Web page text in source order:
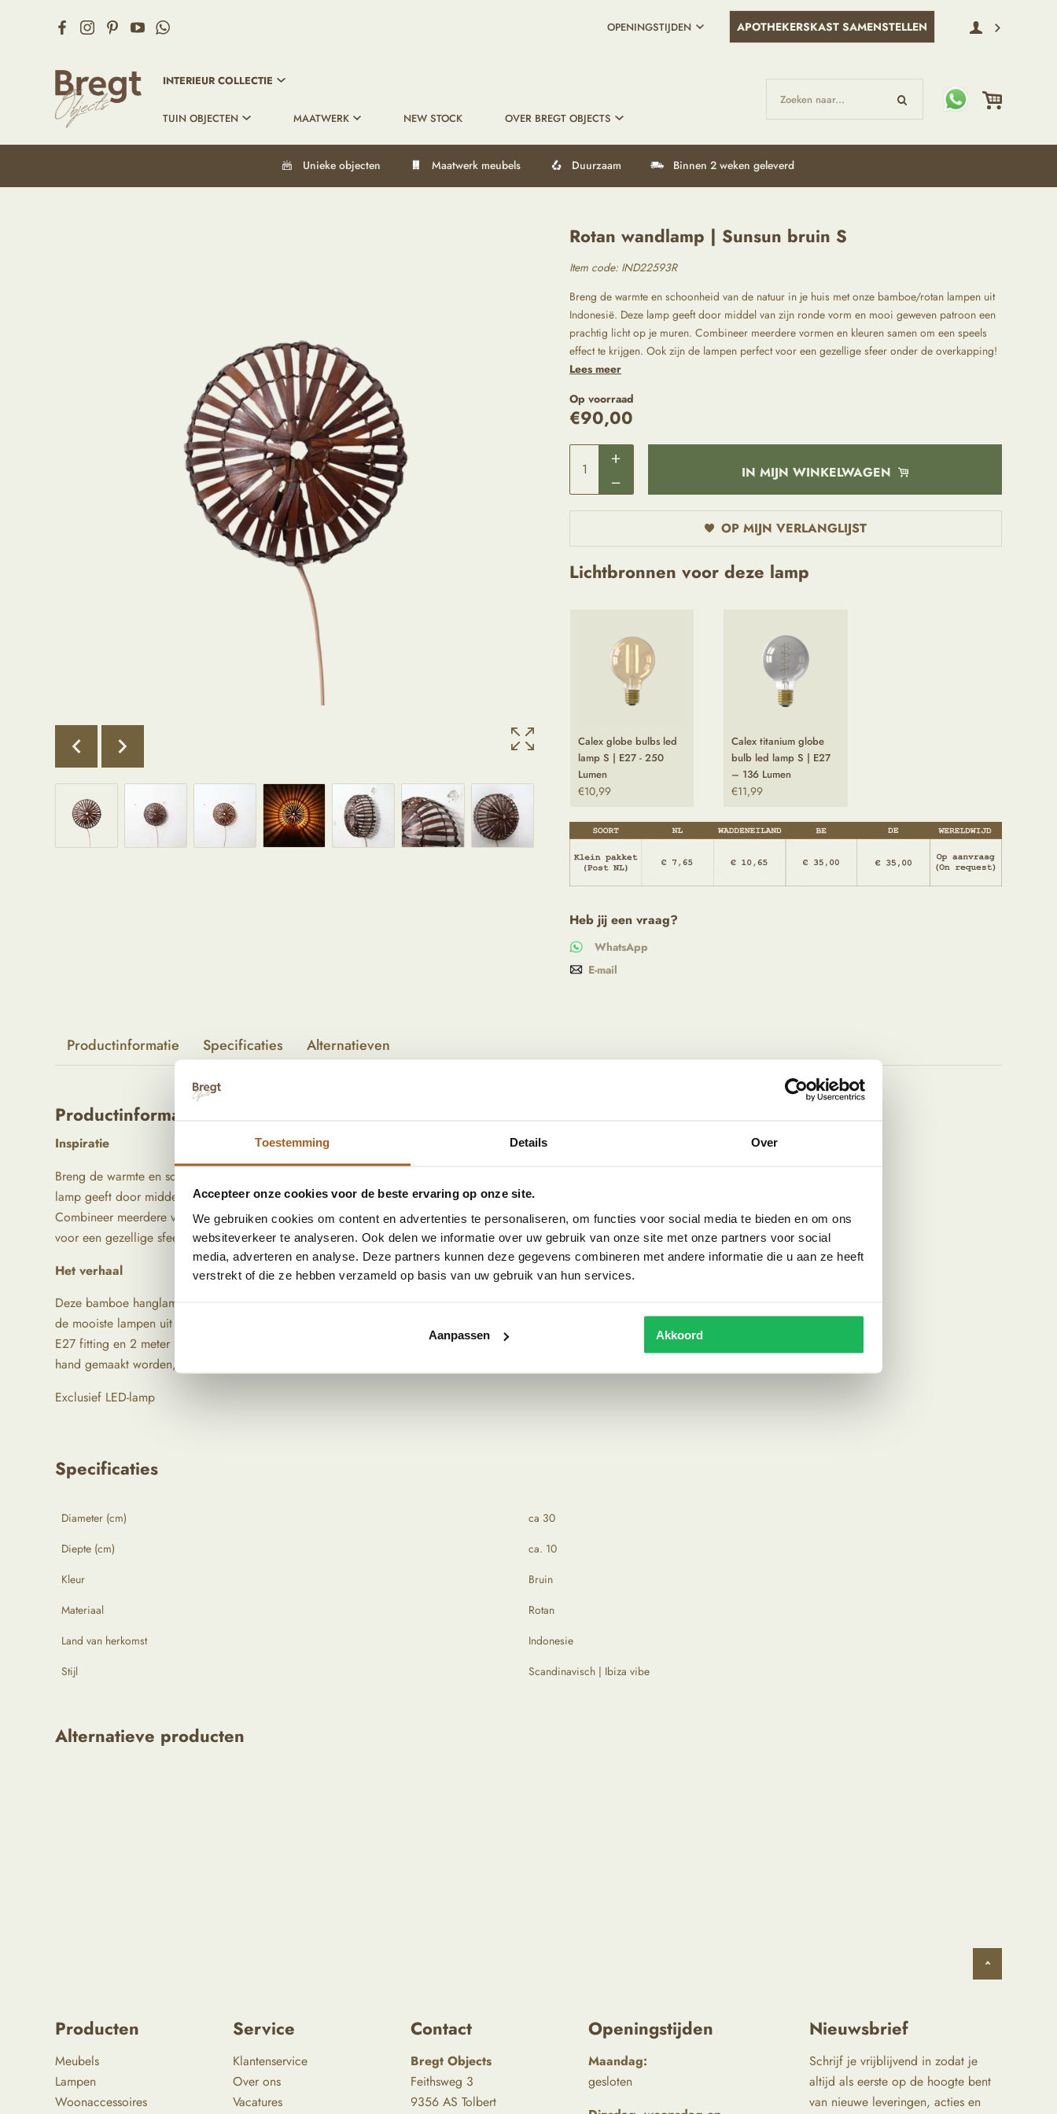
Toestemming Details Over
Accepteer onze cookies voor de beste ervaring op onze site.
We gebruiken cookies om content en advertenties te personaliseren, om functies voor social media te bieden en om ons
websiteverkeer te analyseren. Ook delen we informatie over uw gebruik van onze site met onze partners voor social
media, adverteren en analyse. Deze partners kunnen deze gegevens combineren met andere informatie die u aan ze heeft
verstrekt of die ze hebben verzameld op basis van uw gebruik van hun services.
Aanpassen Akkoord
OPENINGSTIJDEN APOTHEKERSKAST SAMENSTELLEN
INTERIEUR COLLECTIE
TUIN OBJECTEN MAATWERK NEW STOCK OVER BREGT OBJECTS
Zoeken naar...
Unieke objecten Maatwerk meubels Duurzaam Binnen 2 weken geleverd
Rotan wandlamp | Sunsun bruin S
Item code: IND22593R
Breng de warmte en schoonheid van de natuur in je huis met onze bamboe/rotan lampen uit
Indonesië. Deze lamp geeft door middel van zijn ronde vorm en mooi geweven patroon een
prachtig licht op je muren. Combineer meerdere vormen en kleuren samen om een speels
effect te krijgen. Ook zijn de lampen perfect voor een gezellige sfeer onder de overkapping!
Lees meer
Op voorraad
€90,00
IN MIJN WINKELWAGEN
OP MIJN VERLANGLIJST
Lichtbronnen voor deze lamp
Calex globe bulbs led
lamp S | E27 - 250
Lumen
€10,99
Calex titanium globe
bulb led lamp S | E27
– 136 Lumen
€11,99
Heb jij een vraag?
WhatsApp
E-mail
Productinformatie Specificaties Alternatieven
Productinformatie
Inspiratie
Breng de warmte en schoonheid van de natuur in je huis met onze bamboe/rotan lampen uit Indonesië. Deze
lamp geeft door middel van zijn ronde vorm en mooi geweven patroon een prachtig licht op je muren.
Combineer meerdere vormen en kleuren samen om een speels effect te krijgen. Ook zijn de lampen perfect
voor een gezellige sfeer onder de overkapping!
Het verhaal
Deze bamboe hanglamp is met de hand gemaakt op Bali. Wij reizen zelf af naar landen zoals Indonesië, om
de mooiste lampen uit te zoeken voor jouw interieur!De lamp is klaar voor gebruik en is voorzien van een
E27 fitting en 2 meter lang snoer. Doordat het materiaal van de lampen een natuurproduct is en ze met de
hand gemaakt worden, kunnen ze licht afwijken van de foto's op onze website.
Exclusief LED-lamp
Specificaties
Diameter (cm)
ca 30
Diepte (cm)
ca. 10
Kleur
Bruin
Materiaal
Rotan
Land van herkomst
Indonesie
Stijl
Scandinavisch | Ibiza vibe
Alternatieve producten
^
Producten
Meubels
Lampen
Woonaccessoires
Service
Klantenservice
Over ons
Vacatures
Contact
Bregt Objects
Feithsweg 3
9356 AS Tolbert
Openingstijden
Maandag:
gesloten
Nieuwsbrief
Schrijf je vrijblijvend in zodat je
altijd als eerste op de hoogte bent
van nieuwe leveringen, acties en